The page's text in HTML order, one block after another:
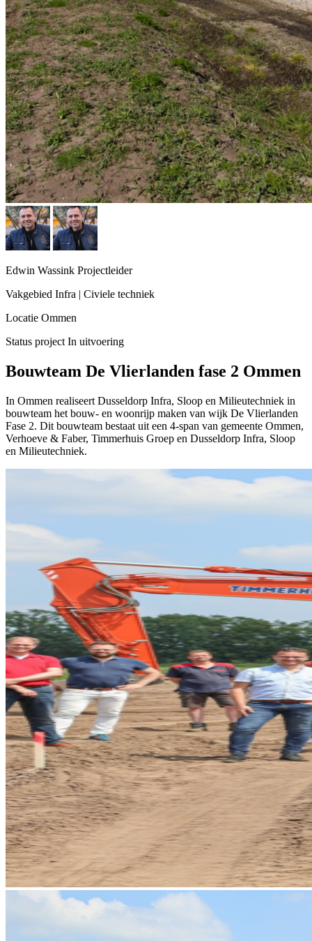
Edwin Wassink Projectleider
Vakgebied Infra | Civiele techniek
Locatie Ommen
Status project In uitvoering
Bouwteam De Vlierlanden fase 2 Ommen
In Ommen realiseert Dusseldorp Infra, Sloop en Milieutechniek in
bouwteam het bouw- en woonrijp maken van wijk De Vlierlanden
Fase 2. Dit bouwteam bestaat uit een 4-span van gemeente Ommen,
Verhoeve & Faber, Timmerhuis Groep en Dusseldorp Infra, Sloop
en Milieutechniek.